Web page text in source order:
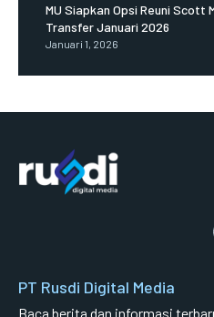
MU Siapkan Opsi Reuni Scott
Transfer Januari 2026
Januari 1, 2026
PT Rusdi Digital Media
Baca berita dan informasi